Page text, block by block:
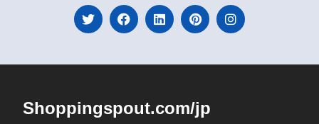
Shoppingspout.com/jp